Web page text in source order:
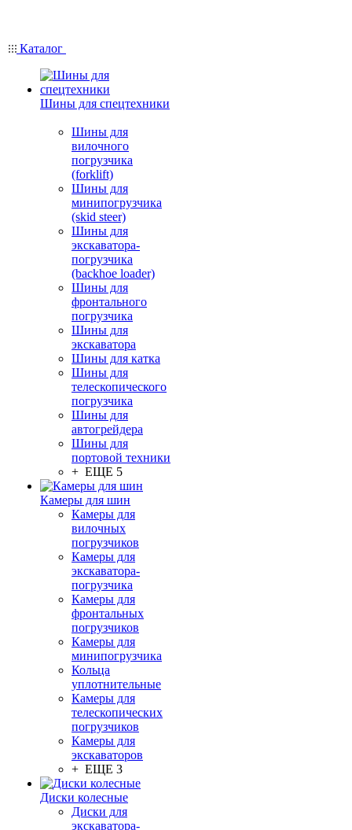
Каталог
Шины для спецтехники
Шины для
вилочного
погрузчика
(forklift)
Шины для
минипогрузчика
(skid steer)
Шины для
экскаватора-
погрузчика
(backhoe loader)
Шины для
фронтального
погрузчика
Шины для
экскаватора
Шины для катка
Шины для
телескопического
погрузчика
Шины для
автогрейдера
Шины для
портовой техники
+ ЕЩЕ 5
Камеры для шин
Камеры для
вилочных
погрузчиков
Камеры для
экскаватора-
погрузчика
Камеры для
фронтальных
погрузчиков
Камеры для
минипогрузчика
Кольца
уплотнительные
Камеры для
телескопических
погрузчиков
Камеры для
экскаваторов
+ ЕЩЕ 3
Диски колесные
Диски для
экскаватора-